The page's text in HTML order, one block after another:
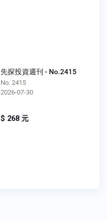
先探投資週刊 - No.2415
No. 2415
2026-07-30
$ 268 元